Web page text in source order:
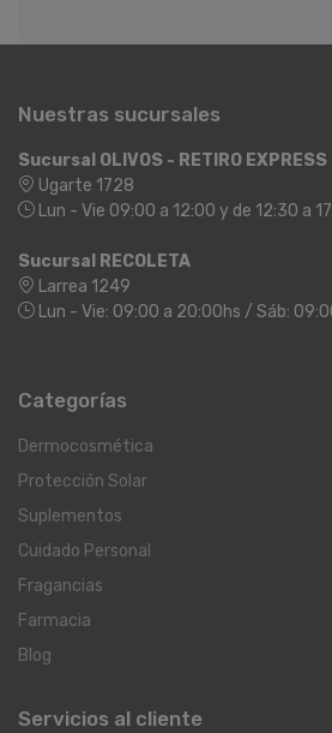
Nuestras sucursales
Sucursal OLIVOS - RETIRO EXPRESS
Ugarte 1728
Lun - Vie 09:00 a 12:00 y de 12:30 a
Sucursal RECOLETA
Larrea 1249
Lun - Vie: 09:00 a 20:00hs / Sáb:
Categorías
Dermocosmética
Protección Solar
Suplementos
Cuidado Personal
Fragancias
Farmacia
Blog
Servicios al cliente